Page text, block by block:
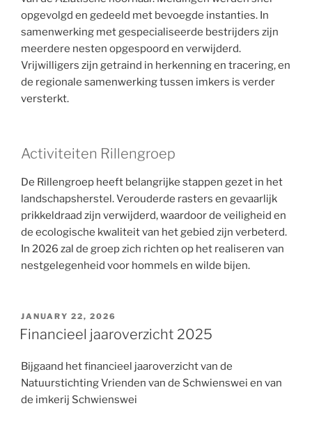
opgevolgd en gedeeld met bevoegde instanties. In
samenwerking met gespecialiseerde bestrijders zijn
meerdere nesten opgespoord en verwijderd.
Vrijwilligers zijn getraind in herkenning en tracering, en
de regionale samenwerking tussen imkers is verder
versterkt.
Activiteiten Rillengroep
De Rillengroep heeft belangrijke stappen gezet in het
landschapsherstel. Verouderde rasters en gevaarlijk
prikkeldraad zijn verwijderd, waardoor de veiligheid en
de ecologische kwaliteit van het gebied zijn verbeterd.
In 2026 zal de groep zich richten op het realiseren van
nestgelegenheid voor hommels en wilde bijen.
POSTED
ON
JANUARY 22, 2026
Financieel jaaroverzicht 2025
Bijgaand het financieel jaaroverzicht van de
Natuurstichting Vrienden van de Schwienswei en van
de imkerij Schwienswei